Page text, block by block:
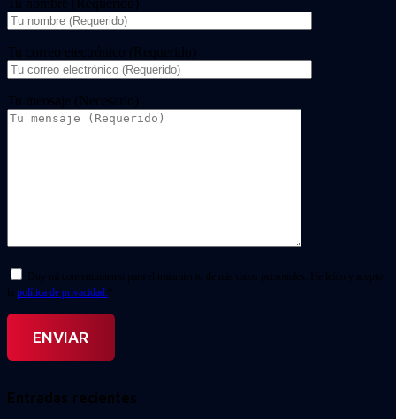
Tu nombre (Requerido)
Tu correo electrónico (Requerido)
Tu mensaje (Necesario)
Doy mi consentimiento para el tratamiento de mis datos personales. He leído y acepto
la política de privacidad. *
Entradas recientes